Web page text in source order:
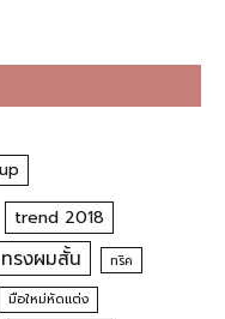
trend 2018
ทรงผมสั้น ทริค
มือใหม่หัดแต่ง